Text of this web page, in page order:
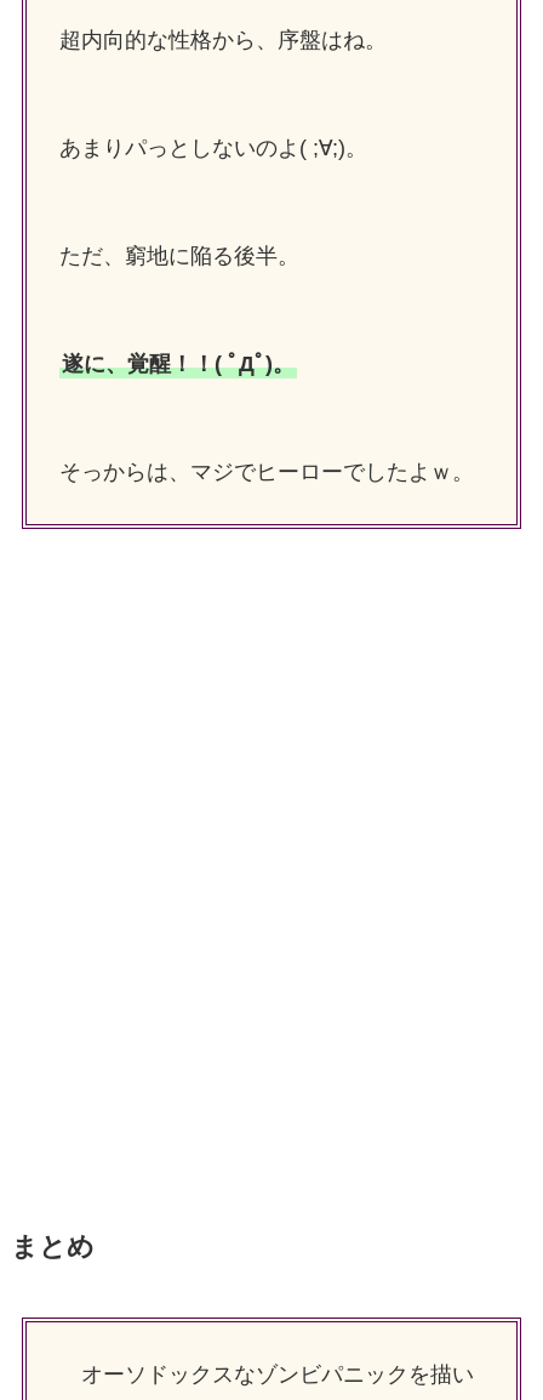
超内向的な性格から、序盤はね。
あまりパっとしないのよ( ;∀;)。
ただ、窮地に陥る後半。
遂に、覚醒！！( ﾟДﾟ)。
そっからは、マジでヒーローでしたよｗ。
まとめ
オーソドックスなゾンビパニックを描い